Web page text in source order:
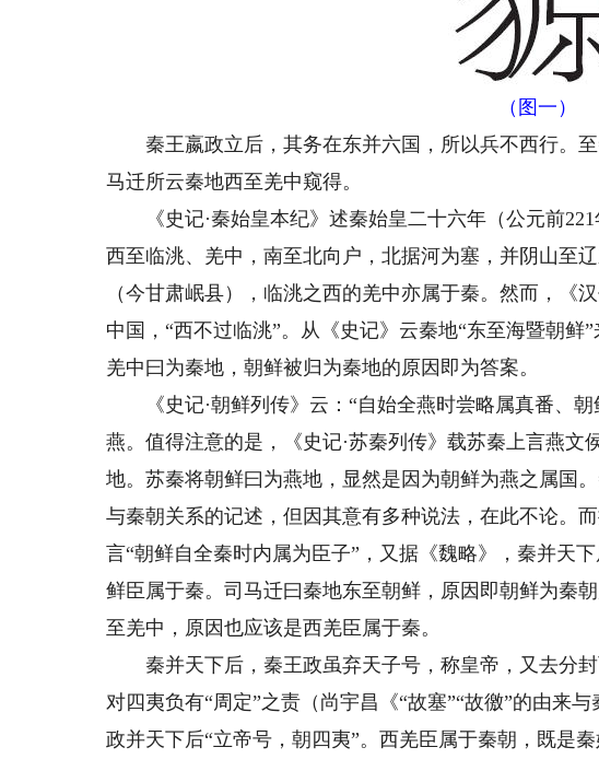
（图一）
秦王嬴政立后，其务在东并六国，所以兵不西行。至
马迁所云秦地西至羌中窥得。
《史记·秦始皇本纪》述秦始皇二十六年（公元前221
西至临洮、羌中，南至北向户，北据河为塞，并阴山至
（今甘肃岷县），临洮之西的羌中亦属于秦。然而，《
中国，“西不过临洮”。从《史记》云秦地“东至海暨朝
羌中曰为秦地，朝鲜被归为秦地的原因即为答案。
《史记·朝鲜列传》云：“自始全燕时尝略属真番、朝
燕。值得注意的是，《史记·苏秦列传》载苏秦上言燕文
地。苏秦将朝鲜曰为燕地，显然是因为朝鲜为燕之属国
与秦朝关系的记述，但因其意有多种说法，在此不论。
言“朝鲜自全秦时内属为臣子”，又据《魏略》，秦并天
鲜臣属于秦。司马迁曰秦地东至朝鲜，原因即朝鲜为秦
至羌中，原因也应该是西羌臣属于秦。
秦并天下后，秦王政虽弃天子号，称皇帝，又去分封
对四夷负有“周定”之责（尚宇昌《“故塞”“故徼”的由来
政并天下后“立帝号，朝四夷”。西羌臣属于秦朝，既是